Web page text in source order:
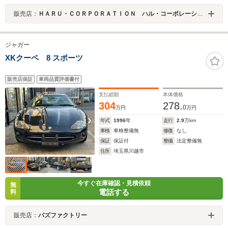
販売店： ＨＡＲＵ・ＣＯＲＰＯＲＡＴＩＯＮ ハル・コーポレーション
ジャガー
XKクーペ 8 スポーツ
販売店保証 車両品質評価書付
支払総額
304万円
本体価格
278.0万円
年式 1996年 走行 2.9万km
車検
車検整備無 修復
なし
保証
保証付 整備
法定整備無
住所
埼玉県川越市
無
料
今すぐ在庫確認・見積依頼
電話する
販売店： バズファクトリー